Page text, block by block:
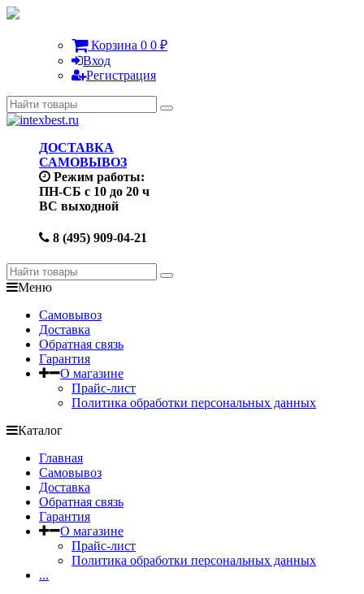
Корзина 0 0 ₽
Вход
Регистрация
ДОСТАВКА
САМОВЫВОЗ
Режим работы:
ПН-СБ с 10 до 20 ч
ВС выходной
8 (495) 909-04-21
Меню
Самовывоз
Доставка
Обратная связь
Гарантия
О магазине
Прайс-лист
Политика обработки персональных данных
Каталог
Главная
Самовывоз
Доставка
Обратная связь
Гарантия
О магазине
Прайс-лист
Политика обработки персональных данных
...